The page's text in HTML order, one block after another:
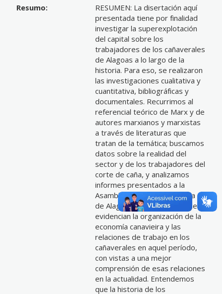
Resumo:
RESUMEN: La disertación aquí
presentada tiene por finalidad
investigar la superexplotación
del capital sobre los
trabajadores de los cañaverales
de Alagoas a lo largo de la
historia. Para eso, se realizaron
las investigaciones cualitativa y
cuantitativa, bibliográficas y
documentales. Recurrimos al
referencial teórico de Marx y de
autores marxianos y marxistas
a través de literaturas que
tratan de la temática; buscamos
datos sobre la realidad del
sector y de los trabajadores del
corte de caña, y analizamos
informes presentados a la
Asamblea General Legislativa
de Alagoas en el siglo XIX que
evidencian la organización de la
economía canavieira y las
relaciones de trabajo en los
cañaverales en aquel período,
con vistas a una mejor
comprensión de esas relaciones
en la actualidad. Entendemos
que la historia de los